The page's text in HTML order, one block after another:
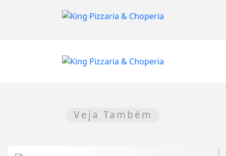
Veja Também